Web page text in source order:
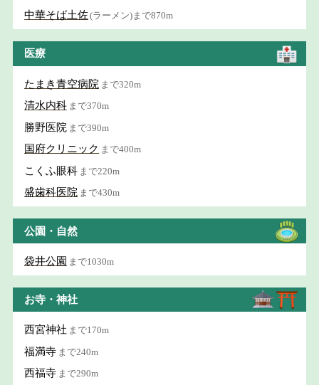
中華そば土佐(ラーメン)まで870m
医療
たまき青空病院 まで320m
清水内科 まで370m
勝野医院 まで390m
国府クリニック まで400m
こくふ眼科 まで220m
盛歯科医院 まで430m
公園・自然
袋井公園 まで1030m
お寺・神社
西宮神社 まで170m
福満寺 まで240m
西福寺 まで290m